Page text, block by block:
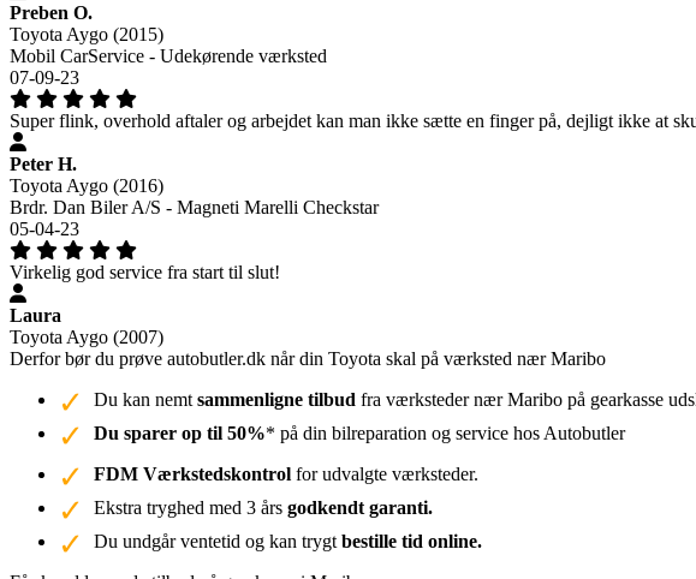
Preben O.
Toyota Aygo (2015)
Mobil CarService - Udekørende værksted
07-09-23
Super flink, overhold aftaler og arbejdet kan man ikke sætte en finger på, dejligt ikke at
Peter H.
Toyota Aygo (2016)
Brdr. Dan Biler A/S - Magneti Marelli Checkstar
05-04-23
Virkelig god service fra start til slut!
Laura
Toyota Aygo (2007)
Derfor bør du prøve autobutler.dk når din Toyota skal på værksted nær Maribo
Du kan nemt sammenligne tilbud fra værksteder nær Maribo på gearkasse
Du sparer op til 50%* på din bilreparation og service hos Autobutler
FDM Værkstedskontrol for udvalgte værksteder.
Ekstra tryghed med 3 års godkendt garanti.
Du undgår ventetid og kan trygt bestille tid online.